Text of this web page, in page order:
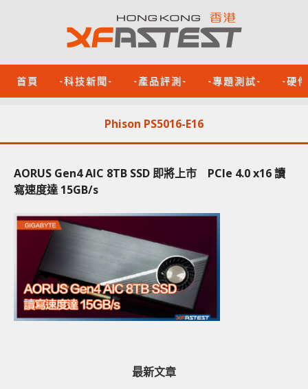
首頁 -科技新聞- -產品評測- -專題測試- -硬
Phison PS5016-E16
AORUS Gen4 AIC 8TB SSD 即將上市 PCIe 4.0 x16 讀
寫速度達 15GB/s
最新文章